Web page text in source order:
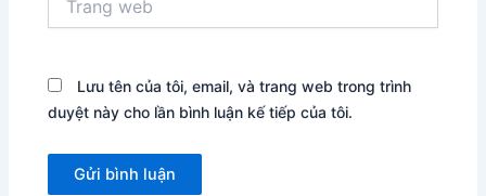
web
Lưu tên của tôi, email, và trang web trong trình
duyệt này cho lần bình luận kế tiếp của tôi.